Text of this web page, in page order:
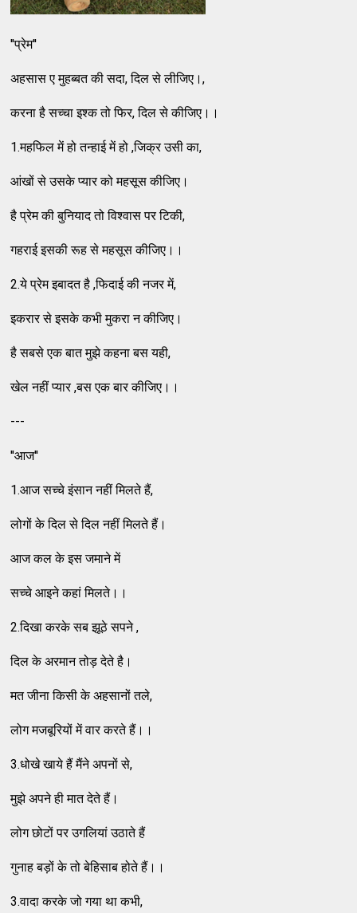
''प्रेम''
अहसास ए मुहब्बत की सदा, दिल से लीजिए।,
करना है सच्चा इश्क तो फिर, दिल से कीजिए।।
1.महफिल में हो तन्हाई में हो ,जिक्र उसी का,
आंखों से उसके प्यार को महसूस कीजिए।
है प्रेम की बुनियाद तो विश्वास पर टिकी,
गहराई इसकी रूह से महसूस कीजिए।।
2.ये प्रेम इबादत है ,फिदाई की नजर में,
इकरार से इसके कभी मुकरा न कीजिए।
है सबसे एक बात मुझे कहना बस यही,
खेल नहीं प्यार ,बस एक बार कीजिए।।
---
''आज''
1.आज सच्चे इंसान नहीं मिलते हैं,
लोगों के दिल से दिल नहीं मिलते हैं।
आज कल के इस जमाने में
सच्चे आइने कहां मिलते।।
2.दिखा करके सब झूठे सपने ,
दिल के अरमान तोड़ देते है।
मत जीना किसी के अहसानों तले,
लोग मजबूरियों में वार करते हैं।।
3.धोखे खाये हैं मैंने अपनों से,
मुझे अपने ही मात देते हैं।
लोग छोटों पर उगलियां उठाते हैं
गुनाह बड़ों के तो बेहिसाब होते हैं।।
3.वादा करके जो गया था कभी,